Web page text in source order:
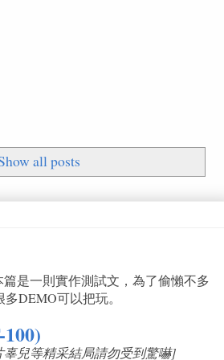
all posts
是一則實作測試文，為了偷懶不多
DEMO可以把玩。
兒等精采結局請勿受到驚嚇]